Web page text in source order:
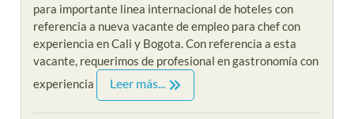
para importante linea internacional de hoteles con
referencia a nueva vacante de empleo para chef con
experiencia en Cali y Bogota. Con referencia a esta
vacante, requerimos de profesional en gastronomía con
experiencia
Leer más...